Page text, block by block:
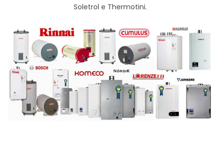
Soletrol e Thermotini.